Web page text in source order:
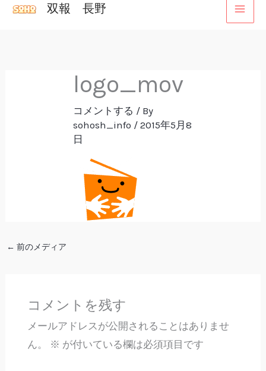
双報 長野
logo_mov
コメントする / By
sohosh_info / 2015年5月8
日
← 前のメディア
コメントを残す
メールアドレスが公開されることはありませ
ん。
※ が付いている欄は必須項目です